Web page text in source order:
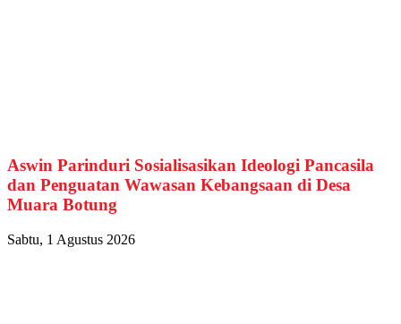
Aswin Parinduri Sosialisasikan Ideologi Pancasila
dan Penguatan Wawasan Kebangsaan di Desa
Muara Botung
Sabtu, 1 Agustus 2026